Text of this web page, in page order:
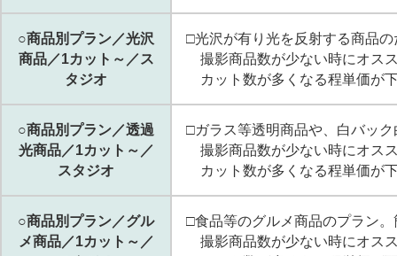
○商品別プラン／光沢
商品／1カット～／ス
タジオ
□光沢が有り光を反射する商品
撮影商品数が少ない時にオス
カット数が多くなる程単価が
○商品別プラン／透過
光商品／1カット～／
スタジオ
□ガラス等透明商品や、白バッ
撮影商品数が少ない時にオス
カット数が多くなる程単価が
○商品別プラン／グル
メ商品／1カット～／
□食品等のグルメ商品のプラン
撮影商品数が少ない時にオス